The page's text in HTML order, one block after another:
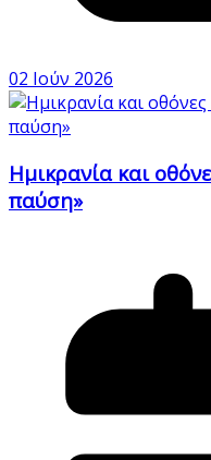
02 Ιούν 2026
Ημικρανία και
παύση»